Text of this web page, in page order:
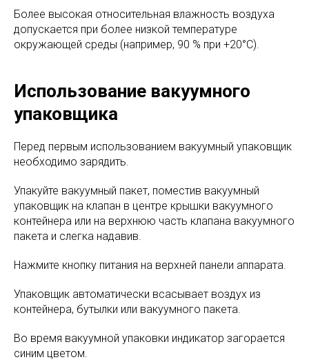
Более высокая относительная влажность воздуха
допускается при более низкой температуре
окружающей среды (например, 90 % при +20°C).
Использование вакуумного
упаковщика
Перед первым использованием вакуумный упаковщик
необходимо зарядить.
Упакуйте вакуумный пакет, поместив вакуумный
упаковщик на клапан в центре крышки вакуумного
контейнера или на верхнюю часть клапана вакуумного
пакета и слегка надавив.
Нажмите кнопку питания на верхней панели аппарата.
Упаковщик автоматически всасывает воздух из
контейнера, бутылки или вакуумного пакета.
Во время вакуумной упаковки индикатор загорается
синим цветом.